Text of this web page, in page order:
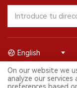
© 2026 Shenzhen
reservados.
English
On our website we
analyze our